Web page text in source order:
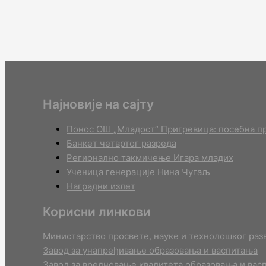
Најновије на сајту
Понос ОШ „Младост“ Пригревица: посебна
Банкет четвртог разреда
Регионално такмичењe Игара младих
Ученица генерације Нина Чугаљ
Наградни излет
Корисни линкови
Министарство просвете, науке и технолошког
Завод за унапређивање образовања и васпитања